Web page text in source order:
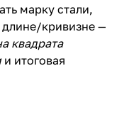
марку стали,
кривизне —
квадрата
и итоговая